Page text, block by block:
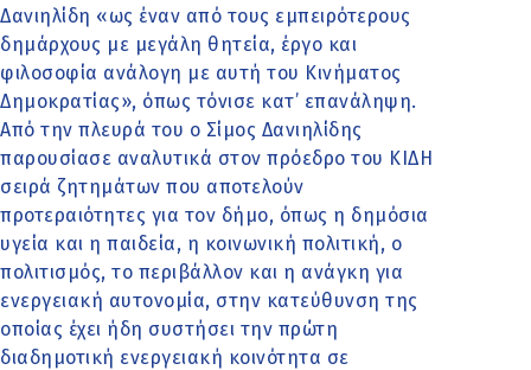
Δανιηλίδη «ως έναν από τους εμπειρότερους
δημάρχους με μεγάλη θητεία, έργο και
φιλοσοφία ανάλογη με αυτή του Κινήματος
Δημοκρατίας», όπως τόνισε κατ’ επανάληψη.
Από την πλευρά του ο Σίμος Δανιηλίδης
παρουσίασε αναλυτικά στον πρόεδρο του ΚΙΔΗ
σειρά ζητημάτων που αποτελούν
προτεραιότητες για τον δήμο, όπως η δημόσια
υγεία και η παιδεία, η κοινωνική πολιτική, ο
πολιτισμός, το περιβάλλον και η ανάγκη για
ενεργειακή αυτονομία, στην κατεύθυνση της
οποίας έχει ήδη συστήσει την πρώτη
διαδημοτική ενεργειακή κοινότητα σε